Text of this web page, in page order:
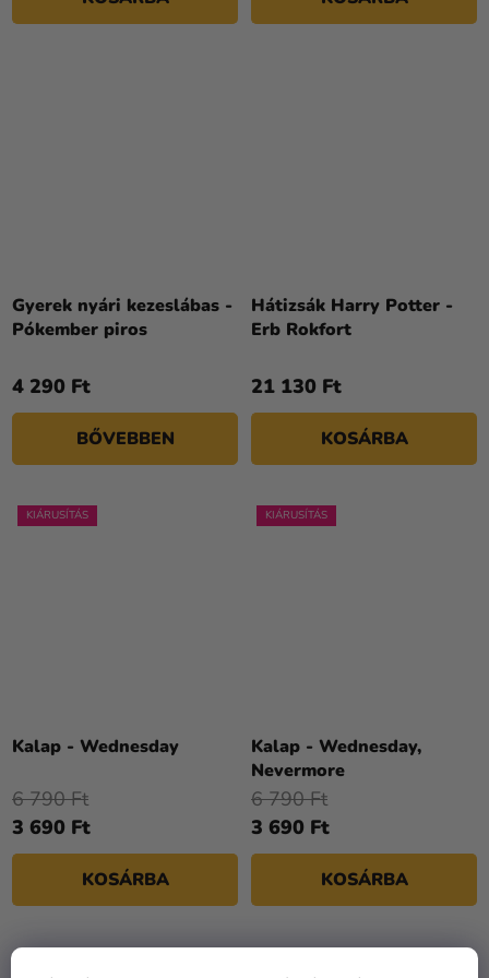
Gyerek nyári kezeslábas -
Pókember piros
4 290 Ft
BŐVEBBEN
Hátizsák Harry Potter -
Erb Rokfort
21 130 Ft
KOSÁRBA
KIÁRUSÍTÁS
Kalap - Wednesday
3 690 Ft
6 790 Ft
KOSÁRBA
KIÁRUSÍTÁS
Kalap - Wednesday,
Nevermore
3 690 Ft
6 790 Ft
KOSÁRBA